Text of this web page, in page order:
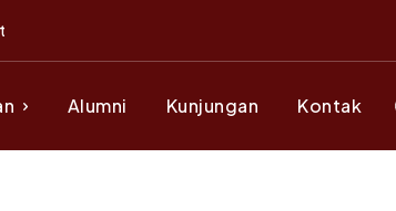
Alumni Kunjungan Kontak